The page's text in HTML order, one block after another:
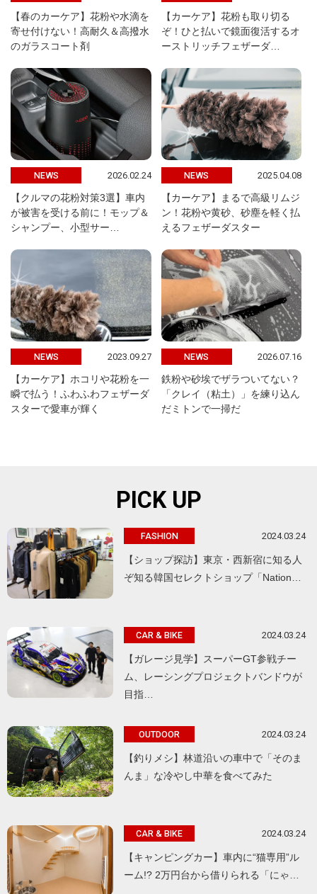
【春のカーケア】花粉や水滴を
寄せ付けない！高耐久＆高撥水
のガラスコート剤
【カーケア】花粉も取り切る
ぞ！ひと払いで鏡面復活するオ
ーストリッチフェザーダ…
NEWS 2026.02.24
【クルマの花粉対策3選】車内
が被害を受ける前に！モップ＆
シャンプー、小型サー…
NEWS 2025.04.08
【カーケア】まるで高級リムジ
ン！花粉や黄砂、砂塵を軽く払
えるフェザーダスター
NEWS 2023.09.27
【カーケア】ホコリや花粉を一
瞬で払う！ふわふわフェザーダ
スターで愛車が輝く
NEWS 2026.07.16
鉄粉や砂埃でザラついてない？
「クレイ（粘土）」を練り込ん
だミトンで一掃だ
PICK UP
FASHION 2024.03.24
【ショップ探訪】東京・西新宿に知る人
ぞ知る韓国セレクトショップ「Nation…
CAR & BIKE 2024.03.24
【ガレージ見学】スーパーGT参戦チー
ム、レーシングプロジェクトバンドウが
目指…
OUTDOOR 2024.03.24
【釣りメシ】林道沿いの車中で「そのま
んま」な冷やし中華を食べてみた
CAR & BIKE 2024.03.24
【キャンピングカー】車内に“猫専用”ル
ーム!? 2万円台から借りられる「にゃ…